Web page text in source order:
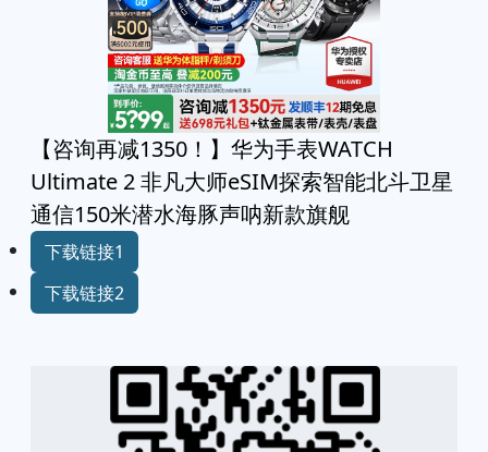
【咨询再减1350！】华为手表WATCH
Ultimate 2 非凡大师eSIM探索智能北斗卫星
通信150米潜水海豚声呐新款旗舰
下载链接1
下载链接2